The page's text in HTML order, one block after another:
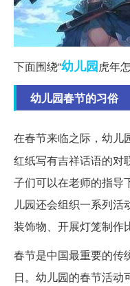
下面围绕“幼儿园虎年
幼儿园春节的习俗
在春节来临之际，幼儿
红纸写有吉祥话语的对
子们可以在老师的指导
儿园还会组织一系列
装饰物、开展灯笼制作
春节是中国最重要的传
日。幼儿园的春节活动